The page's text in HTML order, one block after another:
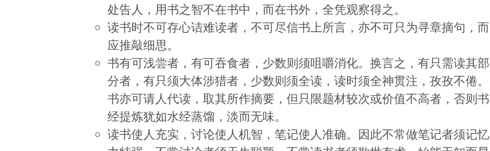
处告人，用书之智不在书中，而在书外，全凭观察得之。
读书时不可存心诘难读者，不可尽信书上所言，亦不可只为寻章摘句，而
应推敲细思。
书有可浅尝者，有可吞食者，少数则须咀嚼消化。换言之，有只需读其部
分者，有只须大体涉猎者，少数则须全读，读时须全神贯注，孜孜不倦。
书亦可请人代读，取其所作摘要，但只限题材较次或价值不高者，否则书
经提炼犹如水经蒸馏，淡而无味。
读书使人充实，讨论使人机智，笔记使人准确。因此不常做笔记者须记忆